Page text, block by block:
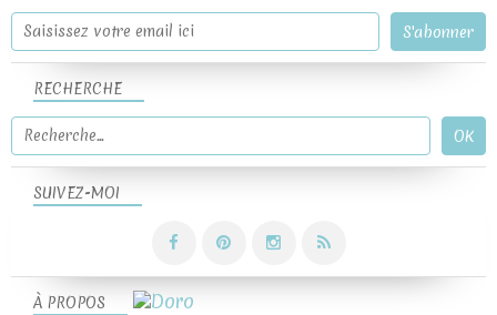
SUIVEZ-MOI
RECHERCHE
À PROPOS